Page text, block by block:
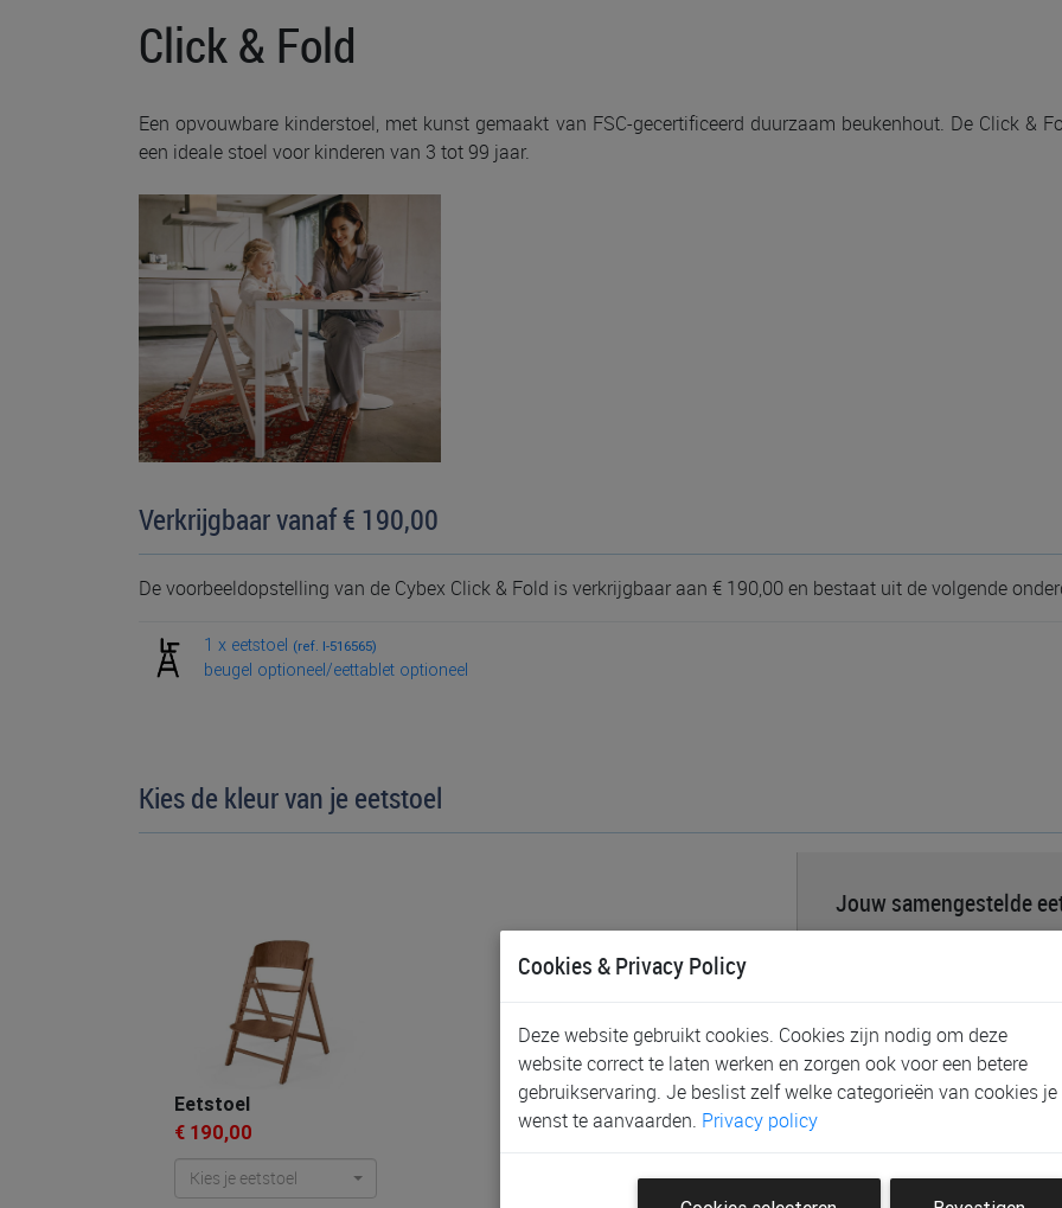
Click & Fold
Een opvouwbare kinderstoel, met kunst gemaakt van FSC-gecertificeerd duurzaam beukenhout. De Click &
een ideale stoel voor kinderen van 3 tot 99 jaar.
Verkrijgbaar vanaf € 190,00
De voorbeeldopstelling van de Cybex Click & Fold is verkrijgbaar aan € 190,00 en bestaat uit de volgende
1 x eetstoel (ref. I-516565)
beugel optioneel/eettablet optioneel
Kies de kleur van je eetstoel
Eetstoel
€ 190,00
Kies je eetstoel
Jouw samengestelde
Cookies & Privacy Policy
Deze website gebruikt cookies. Cookies zijn nodig om deze
website correct te laten werken en zorgen ook voor een betere
gebruikservaring. Je beslist zelf welke categorieën van cookies je
wenst te aanvaarden. Privacy policy